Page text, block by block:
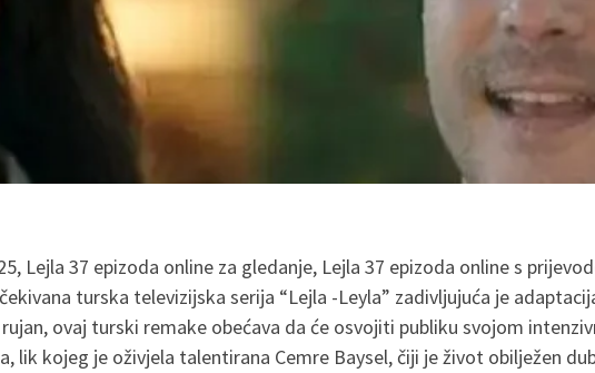
Lejla 37 epizoda online za gledanje, Lejla 37 epizoda online s
turska televizijska serija “Lejla -Leyla” zadivljujuća je
ovaj turski remake obećava da će osvojiti publiku svojom
lik kojeg je oživjela talentirana Cemre Baysel, čiji je život obilježen